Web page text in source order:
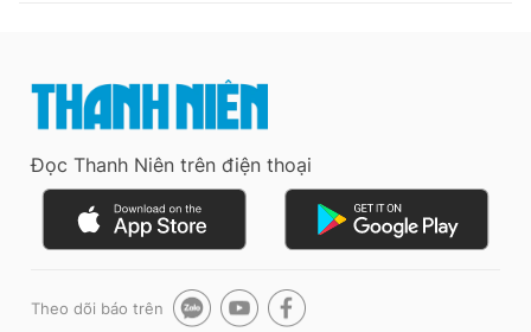
Đọc Thanh Niên trên điện thoại
Theo dõi báo trên